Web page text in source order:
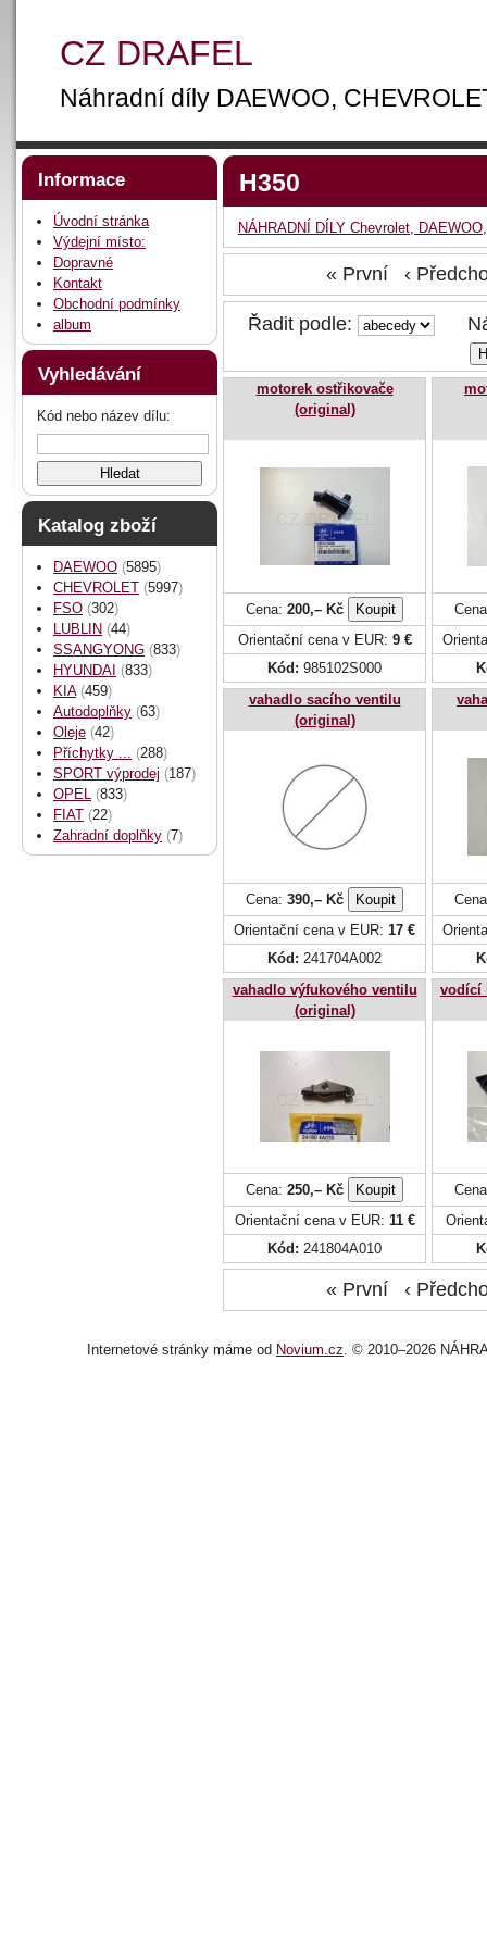
Informace
Úvodní stránka
Výdejní místo:
Dopravné
Kontakt
Obchodní podmínky
album
Vyhledávání
Kód nebo název dílu:
Katalog zboží
DAEWOO (5895)
CHEVROLET (5997)
FSO (302)
LUBLIN (44)
SSANGYONG (833)
HYUNDAI (833)
KIA (459)
Autodoplňky (63)
Oleje (42)
Příchytky ... (288)
SPORT výprodej (187)
OPEL (833)
FIAT (22)
Zahradní doplňky (7)
H350
NÁHRADNÍ DÍLY Chevrolet,
« První ‹
Řadit podle:
motorek ostřikovače
(original)
Cena: 200,– Kč
Orientační cena v EUR: 9 €
Kód: 985102S000
vahadlo sacího ventilu
(original)
Cena: 390,– Kč
Orientační cena v EUR: 17 €
Kód: 241704A002
vahadlo výfukového ventilu
(original)
Cena: 250,– Kč
Orientační cena v EUR: 11 €
Kód: 241804A010
vodící
« První ‹
Internetové stránky máme od Novium.cz. © 2010–2026
CZ DRAFEL
Náhradní díly DAEWOO,